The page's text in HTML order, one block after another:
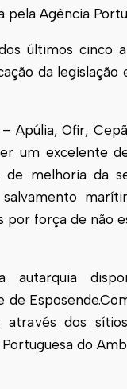
Agência
últimos cinco
da
Apúlia, Ofir,
um excelente
melhoria da
força de não
autarquia
através dos
do